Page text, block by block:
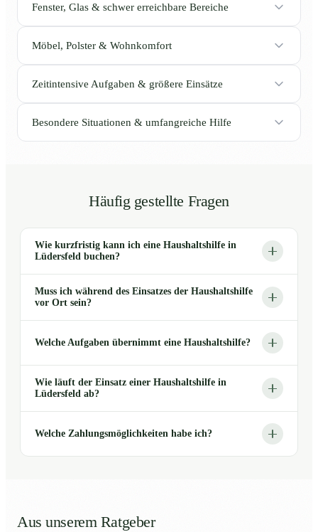
Fenster, Glas & schwer erreichbare Bereiche
Möbel, Polster & Wohnkomfort
Zeitintensive Aufgaben & größere Einsätze
Besondere Situationen & umfangreiche Hilfe
Häufig gestellte Fragen
Wie kurzfristig kann ich eine Haushaltshilfe in
Lüdersfeld buchen?
Muss ich während des Einsatzes der Haushaltshilfe
vor Ort sein?
Welche Aufgaben übernimmt eine Haushaltshilfe?
Wie läuft der Einsatz einer Haushaltshilfe in
Lüdersfeld ab?
Welche Zahlungsmöglichkeiten habe ich?
Aus unserem Ratgeber